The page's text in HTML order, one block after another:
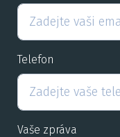
Telefon
Vaše zpráva